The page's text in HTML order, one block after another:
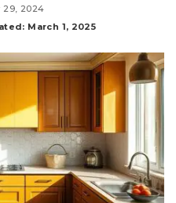
29, 2024
March 1, 2025